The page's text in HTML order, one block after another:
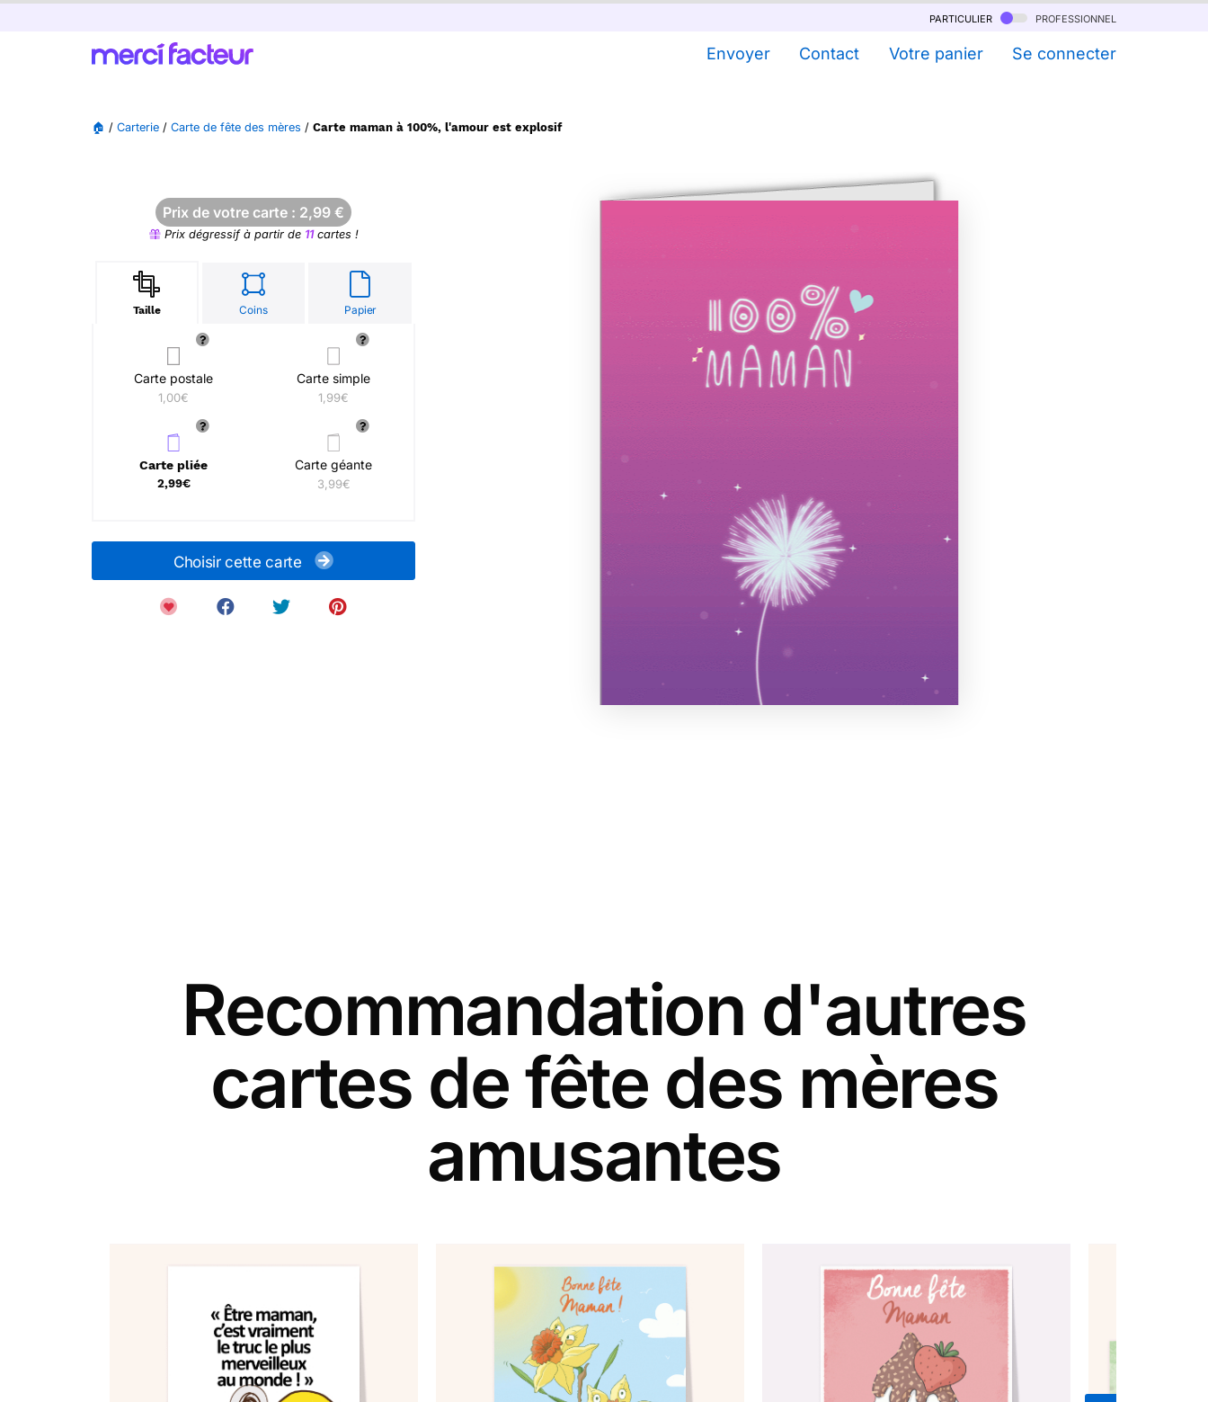
particulier professionnel
Envoyer Contact Votre panier Se connecter
🏠 / Carterie / Carte de fête des mères / Carte maman à 100%, l'amour est explosif
Prix de votre carte : 2,99 €
Prix dégressif à partir de 11cartes !
Taille Coins Papier
Carte postale
1,00€
Carte simple
1,99€
Carte pliée
2,99€
Carte géante
3,99€
Choisir cette carte
Recommandation d'autres
cartes de fête des mères
amusantes